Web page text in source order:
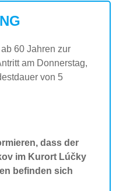
60 Jahren zur
am Donnerstag,
von 5
dass der
im Kurort Lúčky
befinden sich